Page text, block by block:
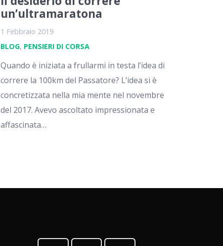
un’ultramaratona
1 Febbraio 2019
BLOG, PENSIERI DI CORSA
Quando è iniziata a frullarmi in testa l’idea di
correre la 100km del Passatore? L’idea si è
concretizzata nella mia mente nel novembre
del 2017. Avevo ascoltato impressionata e
affascinata…